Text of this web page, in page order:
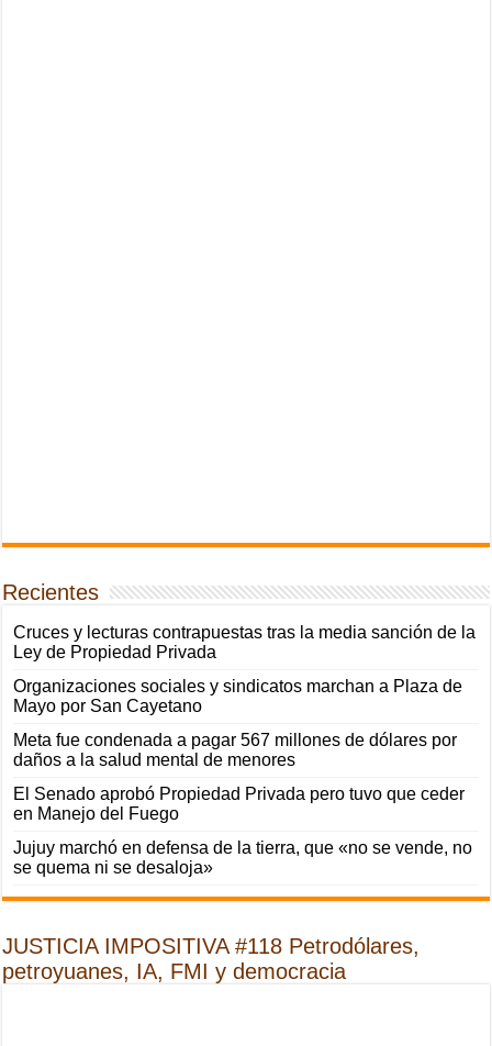
Recientes
Cruces y lecturas contrapuestas tras la media sanción de la
Ley de Propiedad Privada
Organizaciones sociales y sindicatos marchan a Plaza de
Mayo por San Cayetano
Meta fue condenada a pagar 567 millones de dólares por
daños a la salud mental de menores
El Senado aprobó Propiedad Privada pero tuvo que ceder
en Manejo del Fuego
Jujuy marchó en defensa de la tierra, que «no se vende, no
se quema ni se desaloja»
JUSTICIA IMPOSITIVA #118 Petrodólares,
petroyuanes, IA, FMI y democracia